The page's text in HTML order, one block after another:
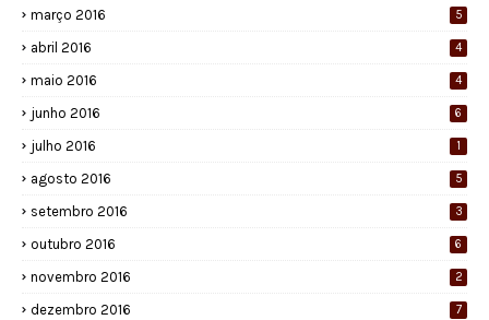
março 2016 5
abril 2016 4
maio 2016 4
junho 2016 6
julho 2016 1
agosto 2016 5
setembro 2016 3
outubro 2016 6
novembro 2016 2
dezembro 2016 7